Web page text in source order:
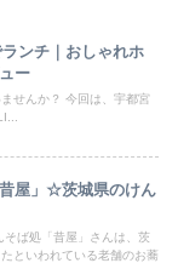
ンチ｜おしゃれホ
ー
せんか？ 今回は、宇都宮
昔屋」☆茨城県のけん
ば処「昔屋」さんは、茨
といわれている老舗のお蕎